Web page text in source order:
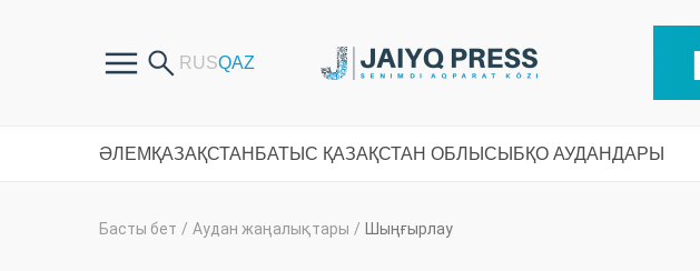
ӘЛЕМ ҚАЗАҚСТАН БАТЫС ҚАЗАҚСТАН ОБЛЫСЫ БҚО АУДАНДАРЫ
Басты бет / Аудан жаңалықтары / Шыңғырлау